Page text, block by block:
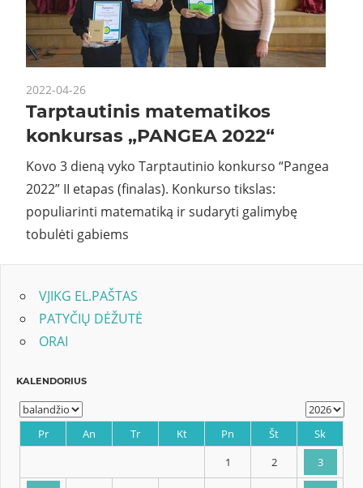
2022-04-26
Tarptautinis matematikos
konkursas „PANGEA 2022“
Kovo 3 dieną vyko Tarptautinio konkurso “Pangea
2022” II etapas (finalas). Konkurso tikslas:
populiarinti matematiką ir sudaryti galimybę
tobulėti gabiems
VJIKG EL.PAŠTAS
PATYČIŲ DĖŽUTĖ
ORAI